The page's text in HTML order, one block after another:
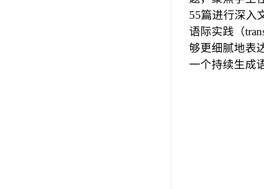
55篇进行深入
语际实践（
够更细腻地表
一个持续生成